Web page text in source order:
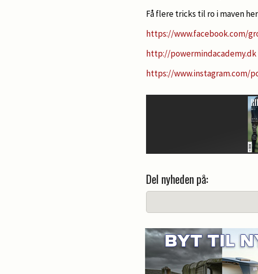
Få flere tricks til ro i maven
https://www.facebook.com/
http://powermindacademy.dk
https://www.instagram.com/
Del nyheden på: